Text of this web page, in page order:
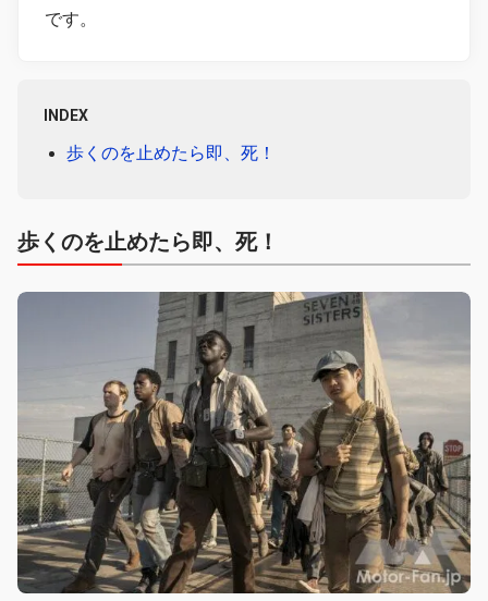
です。
INDEX
歩くのを止めたら即、死！
歩くのを止めたら即、死！